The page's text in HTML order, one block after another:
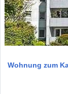
Wohnung zum